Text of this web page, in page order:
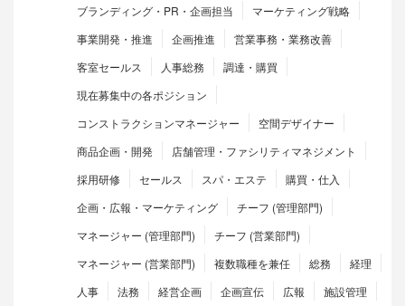
ブランディング・PR・企画担当
マーケティング戦略
事業開発・推進
企画推進
営業事務・業務改善
客室セールス
人事総務
調達・購買
現在募集中の各ポジション
コンストラクションマネージャー
空間デザイナー
商品企画・開発
店舗管理・ファシリティマネジメント
採用研修
セールス スパ・エステ
購買・仕入
企画・広報・マーケティング
チーフ (管理部門)
マネージャー (管理部門)
チーフ (営業部門)
マネージャー (営業部門)
複数職種を兼任 総務
経理
人事
法務 経営企画 企画宣伝 広報
施設管理